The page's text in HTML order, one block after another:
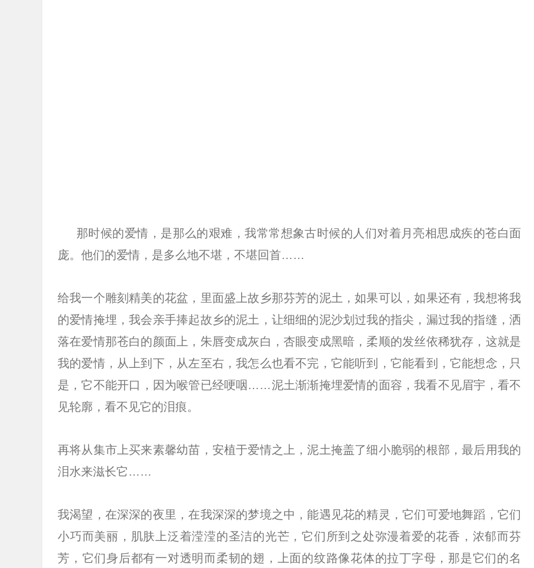
那时候的爱情，是那么的艰难，我常常想象古时候的人们对着月亮相思成疾的苍白面
庞。他们的爱情，是多么地不堪，不堪回首……
给我一个雕刻精美的花盆，里面盛上故乡那芬芳的泥土，如果可以，如果还有，我想将我
的爱情掩埋，我会亲手捧起故乡的泥土，让细细的泥沙划过我的指尖，漏过我的指缝，洒
落在爱情那苍白的颜面上，朱唇变成灰白，杏眼变成黑暗，柔顺的发丝依稀犹存，这就是
我的爱情，从上到下，从左至右，我怎么也看不完，它能听到，它能看到，它能想念，只
是，它不能开口，因为喉管已经哽咽……泥土渐渐掩埋爱情的面容，我看不见眉宇，看不
见轮廓，看不见它的泪痕。
再将从集市上买来素馨幼苗，安植于爱情之上，泥土掩盖了细小脆弱的根部，最后用我的
泪水来滋长它……
我渴望，在深深的夜里，在我深深的梦境之中，能遇见花的精灵，它们可爱地舞蹈，它们
小巧而美丽，肌肤上泛着滢滢的圣洁的光芒，它们所到之处弥漫着爱的花香，浓郁而芬
芳，它们身后都有一对透明而柔韧的翅，上面的纹路像花体的拉丁字母，那是它们的名